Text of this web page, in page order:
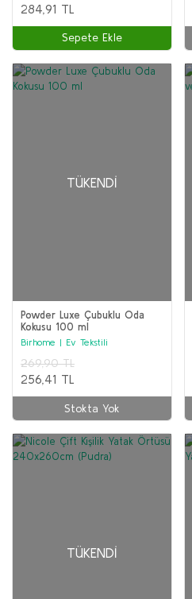
284,91 TL
Sepete Ekle
TÜKENDI
Powder Luxe Çubuklu Oda
Kokusu 100 ml
Birhome | Ev Tekstili
269,90 TL
256,41 TL
Stokta Yok
TÜKENDI